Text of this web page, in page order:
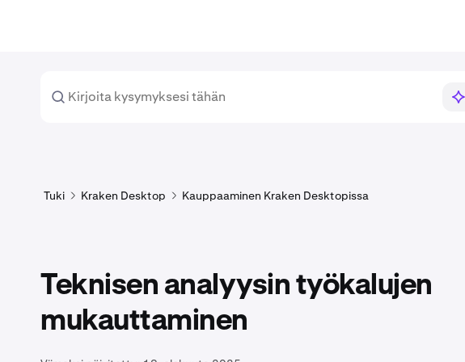
Tuki Kraken Desktop Kauppaaminen Kraken Desktopissa
Teknisen analyysin työkalujen
mukauttaminen